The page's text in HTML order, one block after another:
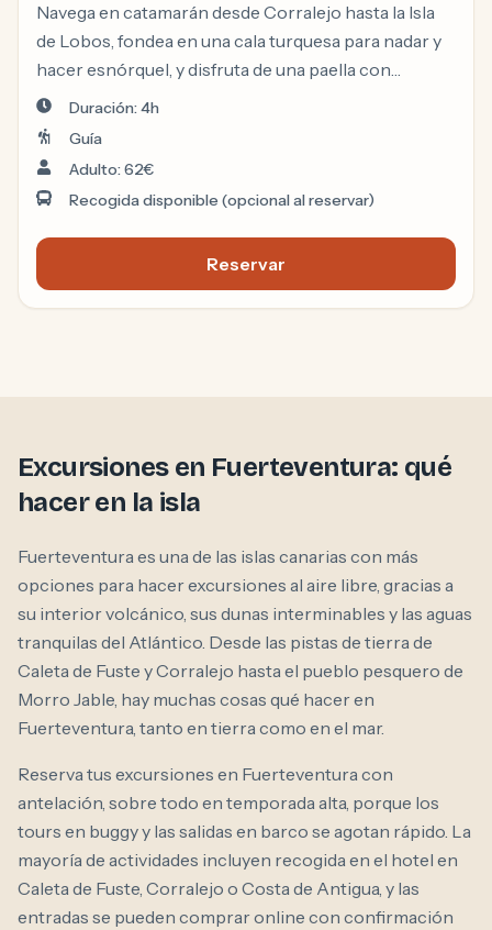
Navega en catamarán desde Corralejo hasta la Isla
de Lobos, fondea en una cala turquesa para nadar y
hacer esnórquel, y disfruta de una paella con
bebidas ilimitadas a bordo.
Duración: 4h
Guía
Adulto: 62€
Recogida disponible (opcional al reservar)
Reservar
Catamarán a Isla de Lobos
Excursiones en Fuerteventura: qué
hacer en la isla
Fuerteventura es una de las islas canarias con más
opciones para hacer excursiones al aire libre, gracias a
su interior volcánico, sus dunas interminables y las aguas
tranquilas del Atlántico. Desde las pistas de tierra de
Caleta de Fuste y Corralejo hasta el pueblo pesquero de
Morro Jable, hay muchas cosas qué hacer en
Fuerteventura, tanto en tierra como en el mar.
Reserva tus excursiones en Fuerteventura con
antelación, sobre todo en temporada alta, porque los
tours en buggy y las salidas en barco se agotan rápido. La
mayoría de actividades incluyen recogida en el hotel en
Caleta de Fuste, Corralejo o Costa de Antigua, y las
entradas se pueden comprar online con confirmación